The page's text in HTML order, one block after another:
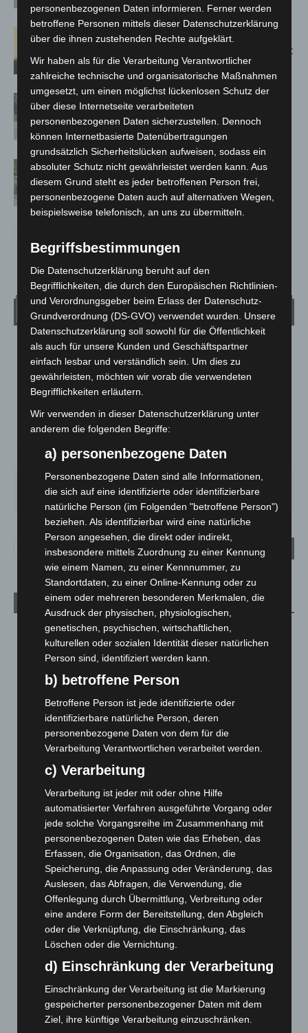
Hannover: Erste Tigermücken-
Population in Niedersachsen entdeckt
Brand im „Haus der Begegnung“ in
Neuwarmbüchen schnell eingedämmt
Region Hannover: 21 neue
Notfallsanitäter starten beim Roten
Kreuz
Wetter
LANGENHAGEN
25.6
24.9°
41% 5.8m/s 88%
MO.
27°
DI.
25°
MI.
26°
DO.
30°
FR.
34
Aktuelle Beiträge
M’era Luna 2026: 25.000 Fans feiern in Hildesheim
10. August 2026
Kunst trifft Weingenuss: Barbara-Susann Mehring zeigt ihre
Werke im Jacques’ Wein-Depot Isernhagen
8. August 2026
A2: Zweite Turbobaustelle startet zwischen Hannover-West
und Bothfeld
8. August 2026
Niedersachsen: Feuerwehrkräfte kehren nach
Waldbrandeinsatz aus Spanien zurück
7. August 2026
Hannover: Erste Tigermücken-Population in Niedersachsen
7. August 2026
Brand im „Haus der Begegnung“ in Neuwarmbüchen schnell
eingedämmt
6. August 2026
Region Hannover: 21 neue Notfallsanitäter starten beim
Roten Kreuz
5. August 2026
Mann läuft mit Hockeyschläger über A7 – Polizei sucht
personenbezogenen Daten informieren. Ferner werden
betroffene Personen mittels dieser Datenschutzerklärung
über die ihnen zustehenden Rechte aufgeklärt.
Wir haben als für die Verarbeitung Verantwortlicher
zahlreiche technische und organisatorische Maßnahmen
umgesetzt, um einen möglichst lückenlosen Schutz der
über diese Internetseite verarbeiteten
personenbezogenen Daten sicherzustellen. Dennoch
können Internetbasierte Datenübertragungen
grundsätzlich Sicherheitslücken aufweisen, sodass ein
absoluter Schutz nicht gewährleistet werden kann. Aus
diesem Grund steht es jeder betroffenen Person frei,
personenbezogene Daten auch auf alternativen Wegen,
beispielsweise telefonisch, an uns zu übermitteln.
Begriffsbestimmungen
Die Datenschutzerklärung beruht auf den
Begrifflichkeiten, die durch den Europäischen Richtlinien-
und Verordnungsgeber beim Erlass der Datenschutz-
Grundverordnung (DS-GVO) verwendet wurden. Unsere
Datenschutzerklärung soll sowohl für die Öffentlichkeit
als auch für unsere Kunden und Geschäftspartner
einfach lesbar und verständlich sein. Um dies zu
gewährleisten, möchten wir vorab die verwendeten
Begrifflichkeiten erläutern.
Wir verwenden in dieser Datenschutzerklärung unter
anderem die folgenden Begriffe:
a) personenbezogene Daten
Personenbezogene Daten sind alle Informationen,
die sich auf eine identifizierte oder identifizierbare
natürliche Person (im Folgenden "betroffene Person")
beziehen. Als identifizierbar wird eine natürliche
Person angesehen, die direkt oder indirekt,
insbesondere mittels Zuordnung zu einer Kennung
wie einem Namen, zu einer Kennnummer, zu
Standortdaten, zu einer Online-Kennung oder zu
einem oder mehreren besonderen Merkmalen, die
Ausdruck der physischen, physiologischen,
genetischen, psychischen, wirtschaftlichen,
kulturellen oder sozialen Identität dieser natürlichen
Person sind, identifiziert werden kann.
b) betroffene Person
Betroffene Person ist jede identifizierte oder
identifizierbare natürliche Person, deren
personenbezogene Daten von dem für die
Verarbeitung Verantwortlichen verarbeitet werden.
c) Verarbeitung
Verarbeitung ist jeder mit oder ohne Hilfe
automatisierter Verfahren ausgeführte Vorgang oder
jede solche Vorgangsreihe im Zusammenhang mit
personenbezogenen Daten wie das Erheben, das
Erfassen, die Organisation, das Ordnen, die
Speicherung, die Anpassung oder Veränderung, das
Auslesen, das Abfragen, die Verwendung, die
Offenlegung durch Übermittlung, Verbreitung oder
eine andere Form der Bereitstellung, den Abgleich
oder die Verknüpfung, die Einschränkung, das
Löschen oder die Vernichtung.
d) Einschränkung der Verarbeitung
Einschränkung der Verarbeitung ist die Markierung
gespeicherter personenbezogener Daten mit dem
Ziel, ihre künftige Verarbeitung einzuschränken.